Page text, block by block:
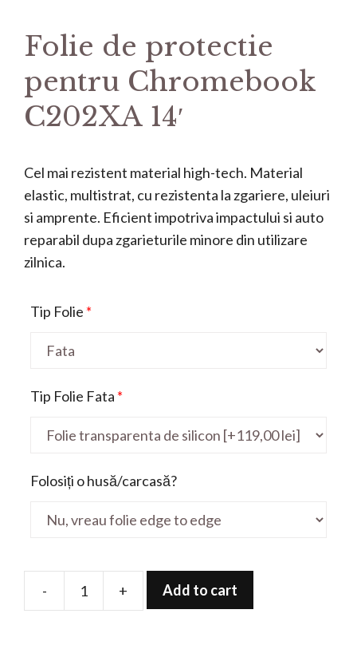
Folie de protectie
pentru Chromebook
C202XA 14′
Cel mai rezistent material high-tech. Material
elastic, multistrat, cu rezistenta la zgariere, uleiuri
si amprente. Eficient impotriva impactului si auto
reparabil dupa zgarieturile minore din utilizare
zilnica.
Tip Folie *
Tip Folie Fata *
Folosiți o husă/carcasă?
-
Folie
+ Add to cart